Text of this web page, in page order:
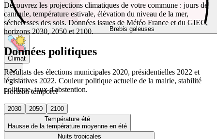
Brebis galeuses
Climat
Horizon temporel
2030 2050
2100
Température été
Hausse de la température moyenne en été
Nuits tropicales
Découvrez les projections climatiques de votre commune : jours de
canicule, température estivale, élévation du niveau de la mer,
sécheresses des sols. Données issues de Météo France et du GIEC,
horizons 2030, 2050 et 2100.
Données politiques
Résultats des élections municipales 2020, présidentielles 2022 et
législatives 2022. Couleur politique actuelle de la mairie, stabilité
politique, taux d'abstention.